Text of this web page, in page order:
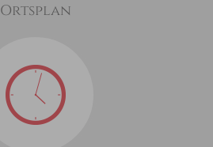
Ortsplan